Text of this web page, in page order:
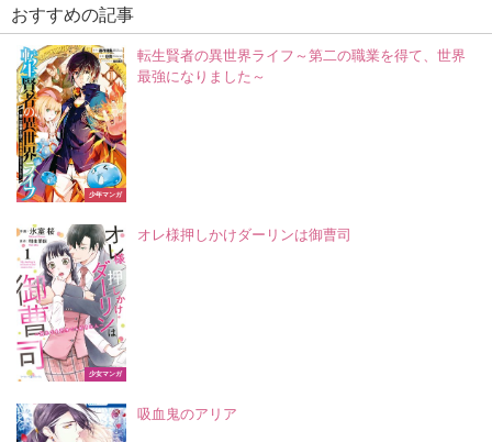
おすすめの記事
少年マンガ
転生賢者の異世界ライフ～第二の職業を得て、世界
最強になりました～
少女マンガ
オレ様押しかけダーリンは御曹司
吸血鬼のアリア